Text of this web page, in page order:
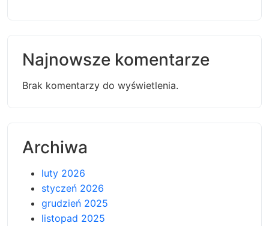
Najnowsze komentarze
Brak komentarzy do wyświetlenia.
Archiwa
luty 2026
styczeń 2026
grudzień 2025
listopad 2025